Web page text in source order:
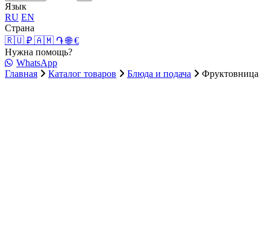
Язык
RU EN
Страна
🇷🇺 ₽ 🇦🇲 ֏🌐 €
Нужна помощь?
WhatsApp
Главная
Каталог товаров Блюда и подача Фруктовница